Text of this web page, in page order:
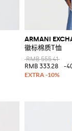
ARMANI
徽标棉质T恤
RMB 555.41
RMB 333.28
-